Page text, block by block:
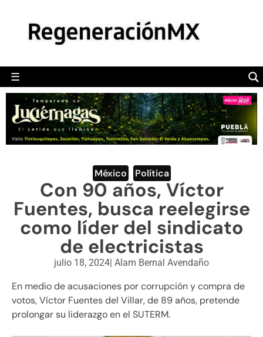
☰
POLÍTICA
CAMALEÓN
OPINIÓN
DEPORTES
ENGLISH SECTION
VIDEOS
México Política
Con 90 años, Víctor
Fuentes, busca reelegirse
como líder del sindicato
de electricistas
julio 18, 2024| Alam Bernal Avendaño
En medio de acusaciones por corrupción y compra de
votos, Víctor Fuentes del Villar, de 89 años, pretende
prolongar su liderazgo en el SUTERM.